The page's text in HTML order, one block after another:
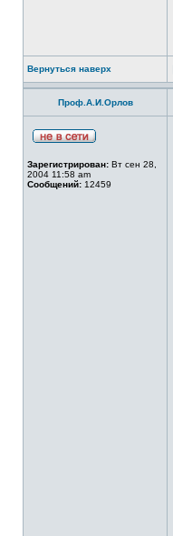
Вернуться наверх
Проф.А.И.Орлов
Зарегистрирован: Вт сен 28,
2004 11:58 am
Сообщений: 12459